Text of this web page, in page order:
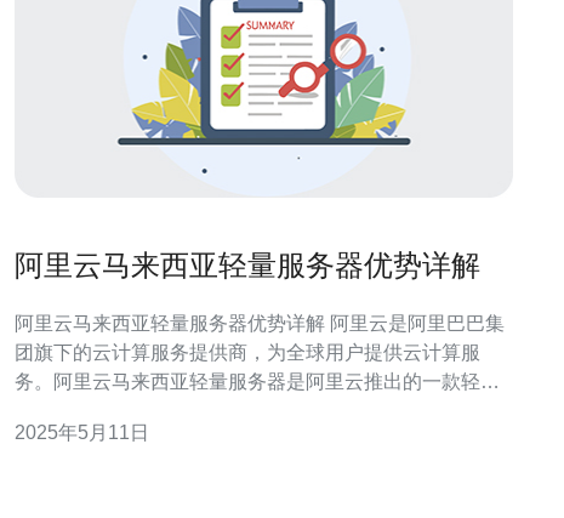
阿里云马来西亚轻量服务器优势详解
阿里云马来西亚轻量服务器优势详解 阿里云是阿里巴巴集
团旗下的云计算服务提供商，为全球用户提供云计算服
务。阿里云马来西亚轻量服务器是阿里云推出的一款轻量
的价格相对较低，适合个人用户和中小型企业使用。用户
2025年5月11日